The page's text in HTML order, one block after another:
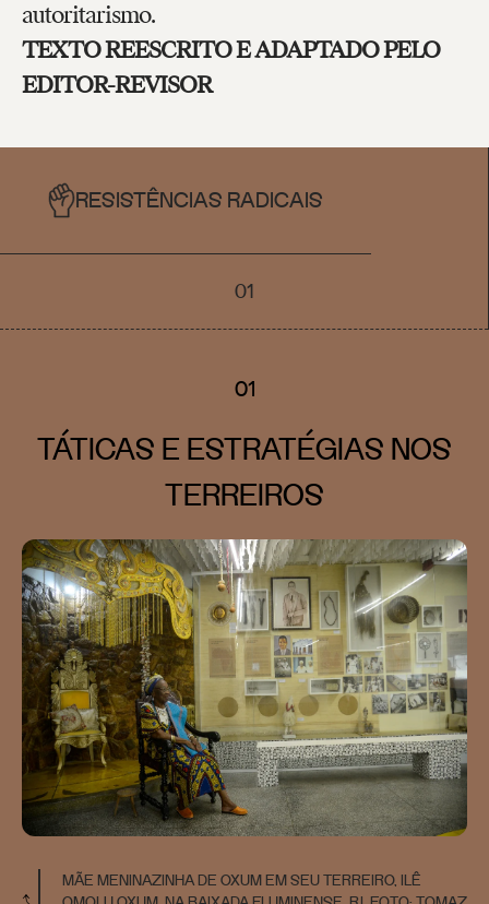
autoritarismo.
TEXTO REESCRITO E ADAPTADO PELO
EDITOR-REVISOR
RESISTÊNCIAS RADICAIS
01
01
TÁTICAS E ESTRATÉGIAS NOS
TERREIROS
MÃE MENINAZINHA DE OXUM EM SEU TERREIRO, ILÊ